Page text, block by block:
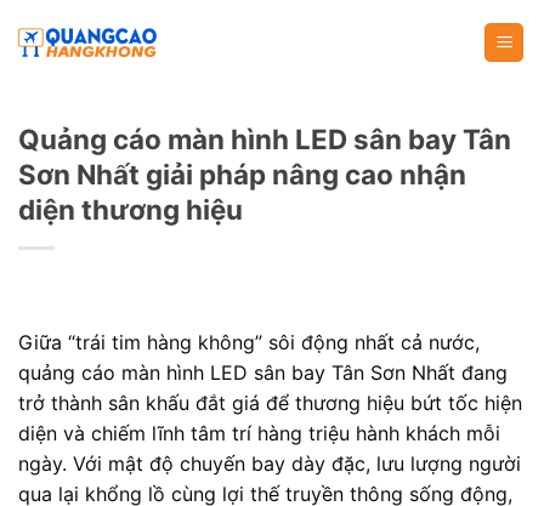
Quảng cáo màn hình LED sân bay Tân
Sơn Nhất giải pháp nâng cao nhận
diện thương hiệu
Giữa “trái tim hàng không” sôi động nhất cả nước,
quảng cáo màn hình LED sân bay Tân Sơn Nhất đang
trở thành sân khấu đắt giá để thương hiệu bứt tốc hiện
diện và chiếm lĩnh tâm trí hàng triệu hành khách mỗi
ngày. Với mật độ chuyến bay dày đặc, lưu lượng người
qua lại khổng lồ cùng lợi thế truyền thông sống động,